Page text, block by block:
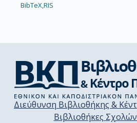
BibTeX,RIS
Διεύθυνση Βιβλιοθήκης &
Βιβλιοθήκες